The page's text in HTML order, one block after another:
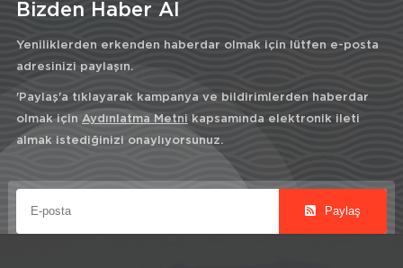
Bizden Haber Al
Yeniliklerden erkenden haberdar olmak için lütfen e-posta
adresinizi paylaşın.
'Paylaş'a tıklayarak kampanya ve bildirimlerden haberdar
olmak için Aydınlatma Metni kapsamında elektronik ileti
almak istediğinizi onaylıyorsunuz.
Paylaş